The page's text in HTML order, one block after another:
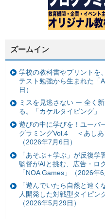
ズームイン
学校の教科書やプリントを
テスト勉強から生まれた「
日）
ミスを見逃さない ー 全く
る。「カケルタイピング」
遊びの中に学びを！ユーバ
グラミングVol.4 ＜あしあ
（2026年7月6日）
「あそぶ＋学ぶ」が反復
監督がAIと挑む、広告・ロ
「NOA Games」（2026年6
「遊んでいたら自然と速
人開発した対戦型タイピン
（2026年5月29日）